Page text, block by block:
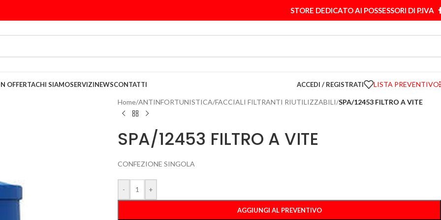
STORE DEDICATO AI POSSESSORI DI P.IVA
OFFERTACHI SIAMOSERVIZINEWSCONTATTI ACCEDI / REGISTRATI LISTA PREVENTIVO
Home/ANTINFORTUNISTICA/FACCIALI FILTRANTI RIUTILIZZABILI/SPA/12453 FILTRO A VITE
SPA/12453 FILTRO A VITE
CONFEZIONE SINGOLA
- +
AGGIUNGI AL PREVENTIVO